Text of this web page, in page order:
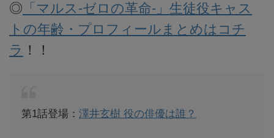
◎ 「マルス-ゼロの革命-」生徒役キャス
トの年齢・プロフィールまとめはコチ
ラ ！！
第1話登場： 澤井玄樹 役の俳優は誰？